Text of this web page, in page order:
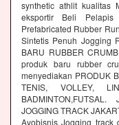
synthetic athlit kualitas
eksportir Beli Pelapis
Prefabricated Rubber
Sintetis Penuh Jogging
BARU RUBBER
produk baru rubber
menyediakan PRODUK
TENIS, VOLLEY,
JOGGING TRACK
Ayobisnis Jogging track